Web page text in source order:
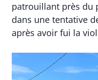
patrouillant près du
dans une tentative
après avoir fui la